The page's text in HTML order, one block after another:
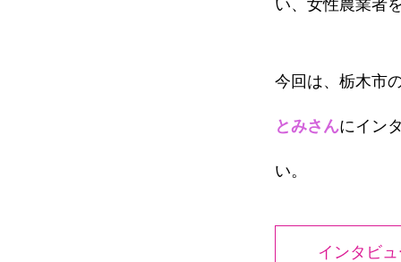
い、女性農業者
今回は、栃木市
とみさんにイン
い。
インタビ